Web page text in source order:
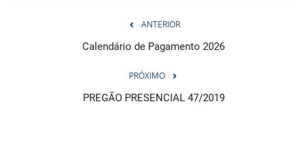
ANTERIOR
Calendário de Pagamento 2026
PRÓXIMO
PREGÃO PRESENCIAL 47/2019